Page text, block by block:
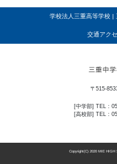
学校法人三重高等学校 |
交通アク
〒515-
[中学部] TEL :
[高校部] TEL :
Copyright(C) 2020 MIE HIGH